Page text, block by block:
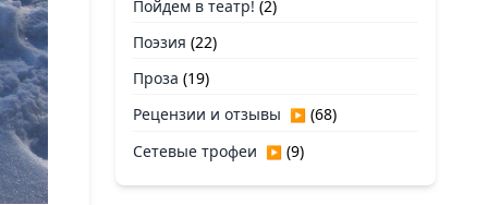
Пойдем в театр! (2)
Поэзия (22)
Проза (19)
Рецензии и отзывы ▶ (68)
Сетевые трофеи ▶ (9)